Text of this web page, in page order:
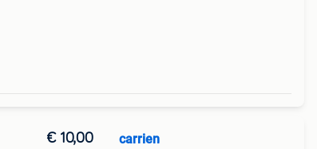
€ 10,00 carrien